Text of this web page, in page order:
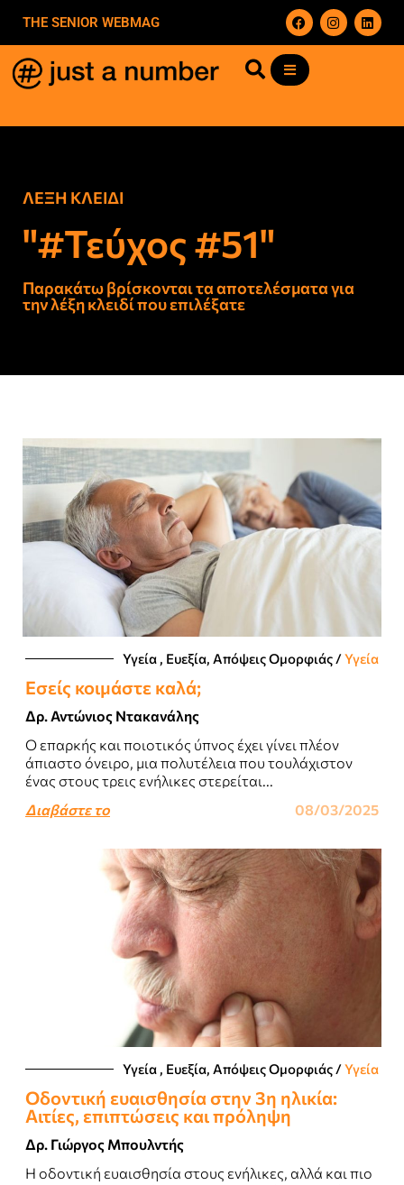
THE SENIOR WEBMAG
ΛΕΞΗ ΚΛΕΙΔΙ
"#Τεύχος #51"
Παρακάτω βρίσκονται τα αποτελέσματα για
την λέξη κλειδί που επιλέξατε
Υγεία , Ευεξία, Απόψεις Ομορφιάς​ /Υγεία
Εσείς κοιμάστε καλά;
Δρ. Αντώνιος Ντακανάλης
Ο επαρκής και ποιοτικός ύπνος έχει γίνει πλέον
άπιαστο όνειρο, μια πολυτέλεια που τουλάχιστον
ένας στους τρεις ενήλικες στερείται...
Διαβάστε το
08/03/2025
Υγεία , Ευεξία, Απόψεις Ομορφιάς​ /Υγεία
Οδοντική ευαισθησία στην 3η ηλικία:
Αιτίες, επιπτώσεις και πρόληψη
Δρ. Γιώργος Μπουλντής
Η οδοντική ευαισθησία στους ενήλικες, αλλά και πιο